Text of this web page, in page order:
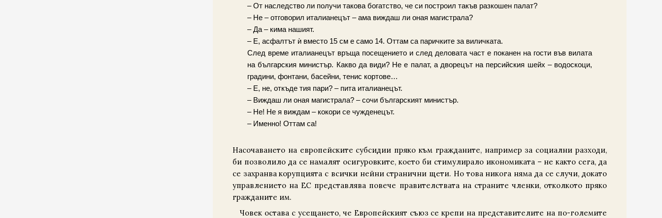
– От наследство ли получи такова богатство, че си построил такъв разкошен палат?
– Не – отговорил италианецът – ама виждаш ли оная магистрала?
– Да – кима нашият.
– Е, асфалтът ѝ вместо 15 см е само 14. Оттам са паричките за виличката.
След време италианецът връща посещението и след деловата част е поканен на гости във вилата
на българския министър. Какво да види? Не е палат, а дворецът на персийския шейх – водоскоци,
градини, фонтани, басейни, тенис кортове…
– Е, не, откъде тия пари? – пита италианецът.
– Виждаш ли оная магистрала? – сочи българският министър.
– Не! Не я виждам – кокори се чужденецът.
– Именно! Оттам са!
Насочаването на европейските субсидии пряко към гражданите, например за социални разходи,
би позволило да се намалят осигуровките, което би стимулирало икономиката – не както сега, да
се захранва корупцията с всички нейни странични щети. Но това никога няма да се случи, докато
управлението на ЕС представлява повече правителствата на страните членки, отколкото пряко
гражданите им.
Човек остава с усещането, че Европейският съюз се крепи на представителите на по-големите